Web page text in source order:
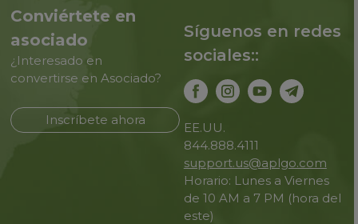
Conviértete en
asociado
¿Interesado en
convertirse en Asociado?
Inscríbete ahora
Síguenos en redes
sociales::
EE.UU.
844.888.4111
support.us@aplgo.com
Horario: Lunes a Viernes
de 10 AM a 7 PM (hora del
este)